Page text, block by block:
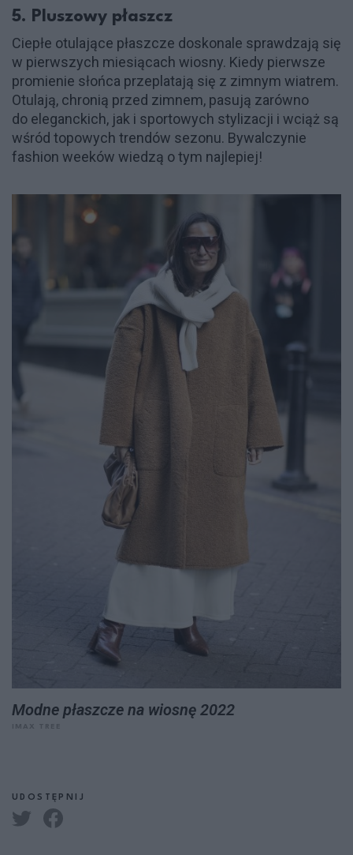
5. Pluszowy płaszcz
Ciepłe otulające płaszcze doskonale sprawdzają się
w pierwszych miesiącach wiosny. Kiedy pierwsze
promienie słońca przeplatają się z zimnym wiatrem.
Otulają, chronią przed zimnem, pasują zarówno
do eleganckich, jak i sportowych stylizacji i wciąż są
wśród topowych trendów sezonu. Bywalczynie
fashion weeków wiedzą o tym najlepiej!
Modne płaszcze na wiosnę 2022
UDOSTĘPNIJ